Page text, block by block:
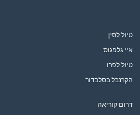
טיול לסין
איי גלפגוס
טיול לפרו
הקרנבל בסלבדור
דרום קוריאה